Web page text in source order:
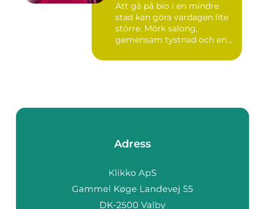
Att gå på bio i en mindre
stad kan göra vardagen lite
större. Mörk salong,
gemensam tystnad och en
Adress